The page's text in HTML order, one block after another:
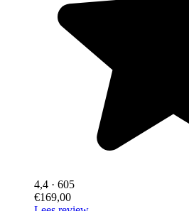
4,4 · 605
€169,00